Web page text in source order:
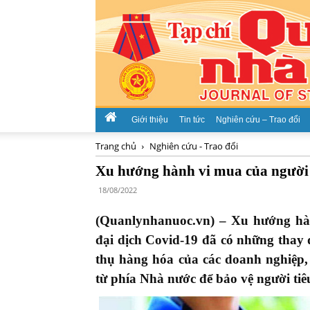
Giới thiệu Tin tức Nghiên cứu – Trao đổi
Trang chủ Nghiên cứu - Trao đổi
Xu hướng hành vi mua của
18/08/2022
(Quanlynhanuoc.vn) – Xu hướng
đại dịch Covid-19 đã có những
thụ hàng hóa của các doanh
từ phía Nhà nước để bảo vệ người